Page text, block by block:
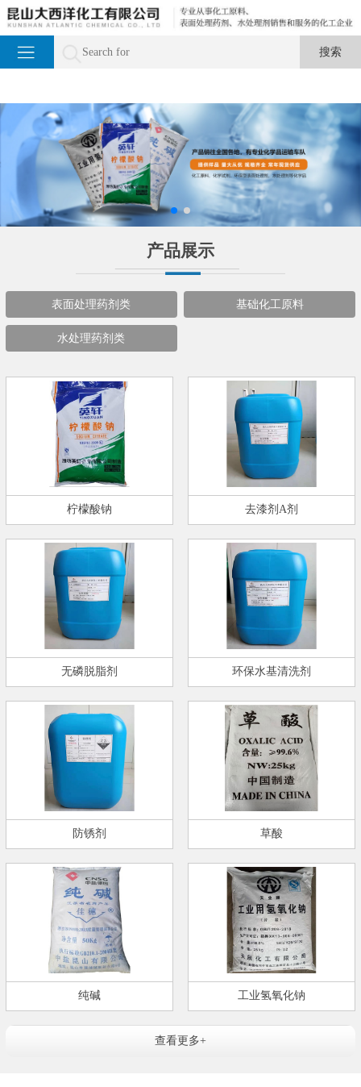
产品展示
表面处理药剂类 基础化工原料
水处理药剂类
柠檬酸钠 去漆剂A剂
无磷脱脂剂 环保水基清洗剂
防锈剂 草酸
纯碱 工业氢氧化钠
查看更多+